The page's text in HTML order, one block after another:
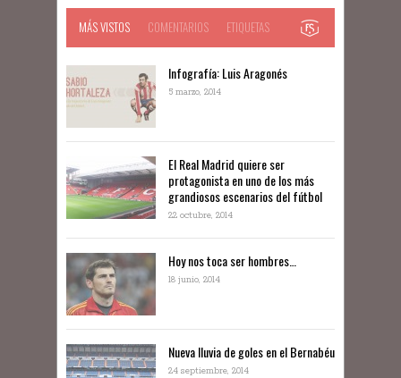
MÁS VISTOS COMENTARIOS ETIQUETAS
Infografía: Luis Aragonés
5 marzo, 2014
El Real Madrid quiere ser
protagonista en uno de los más
grandiosos escenarios del fútbol
22 octubre, 2014
Hoy nos toca ser hombres…
18 junio, 2014
Nueva lluvia de goles en el Bernabéu
24 septiembre, 2014